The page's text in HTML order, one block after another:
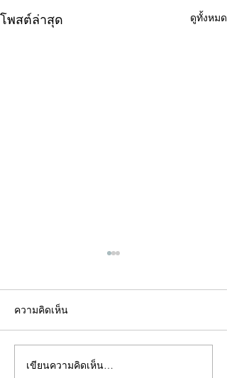
โพสต์ล่าสุด ดูทั้งหมด
คอลัมน์"จับชีพจรวงการ
ความคิดเห็น
เขียนความคิดเห็น…